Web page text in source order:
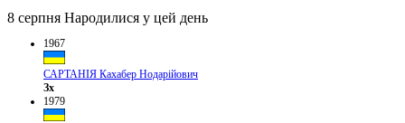
8 серпня Народилися у цей день
1967
САРТАНІЯ Кахабер Нодарійович
Зх
1979